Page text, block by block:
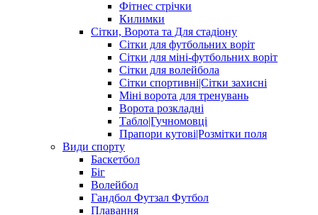
Фітнес стрічки
Килимки
Сітки, Ворота та Для стадіону
Сітки для футбольних воріт
Сітки для міні-футбольних воріт
Сітки для волейбола
Сітки спортивні|Cітки захисні
Міні ворота для тренувань
Ворота розкладні
Табло|Гучномовці
Прапори кутові|Розмітки поля
Види спорту
Баскетбол
Біг
Волейбол
Гандбол Футзал Футбол
Плавання